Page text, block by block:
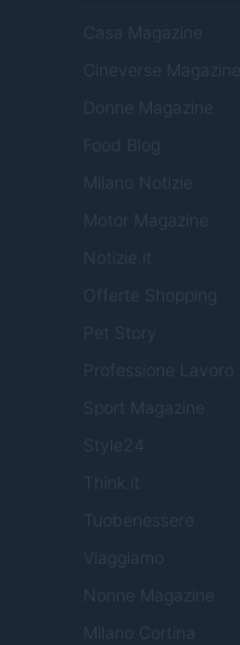
Casa Magazine
Cineverse Magazine
Donne Magazine
Food Blog
Milano Notizie
Motor Magazine
Notizie.it
Offerte Shopping
Pet Story
Professione Lavoro
Sport Magazine
Style24
Think.it
Tuobenessere
Viaggiamo
Nonne Magazine
Milano Cortina